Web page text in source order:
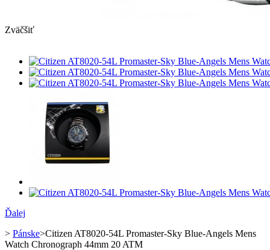
Zväčšiť
Ďalej
> Pánske>Citizen AT8020-54L Promaster-Sky Blue-Angels Mens
Watch Chronograph 44mm 20 ATM